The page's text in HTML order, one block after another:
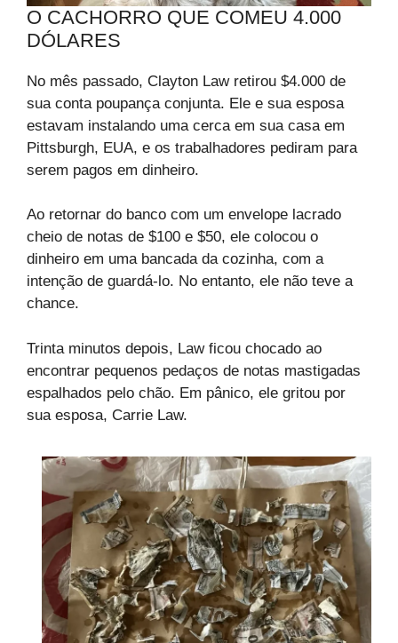
O CACHORRO QUE COMEU 4.000
DÓLARES
No mês passado, Clayton Law retirou $4.000 de
sua conta poupança conjunta. Ele e sua esposa
estavam instalando uma cerca em sua casa em
Pittsburgh, EUA, e os trabalhadores pediram para
serem pagos em dinheiro.
Ao retornar do banco com um envelope lacrado
cheio de notas de $100 e $50, ele colocou o
dinheiro em uma bancada da cozinha, com a
intenção de guardá-lo. No entanto, ele não teve a
chance.
Trinta minutos depois, Law ficou chocado ao
encontrar pequenos pedaços de notas mastigadas
espalhados pelo chão. Em pânico, ele gritou por
sua esposa, Carrie Law.